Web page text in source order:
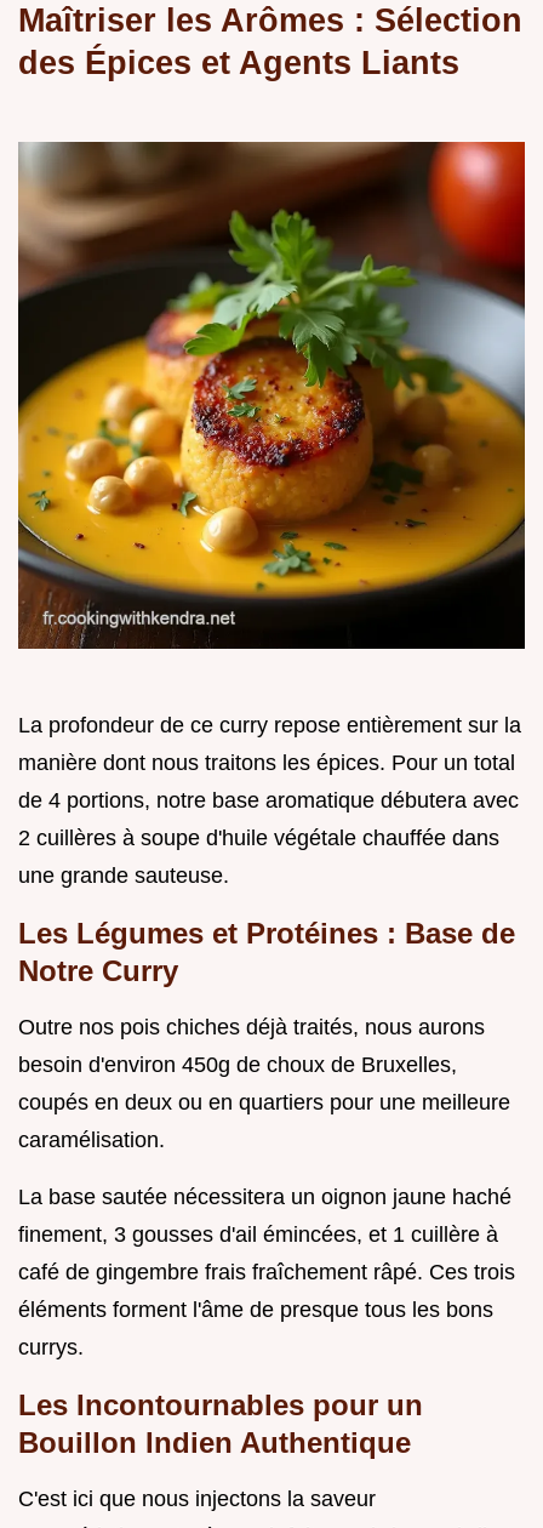
Maîtriser les Arômes : Sélection
des Épices et Agents Liants
La profondeur de ce curry repose entièrement sur la
manière dont nous traitons les épices. Pour un total
de 4 portions, notre base aromatique débutera avec
2 cuillères à soupe d'huile végétale chauffée dans
une grande sauteuse.
Les Légumes et Protéines : Base de
Notre Curry
Outre nos pois chiches déjà traités, nous aurons
besoin d'environ 450g de choux de Bruxelles,
coupés en deux ou en quartiers pour une meilleure
caramélisation.
La base sautée nécessitera un oignon jaune haché
finement, 3 gousses d'ail émincées, et 1 cuillère à
café de gingembre frais fraîchement râpé. Ces trois
éléments forment l'âme de presque tous les bons
currys.
Les Incontournables pour un
Bouillon Indien Authentique
C'est ici que nous injectons la saveur